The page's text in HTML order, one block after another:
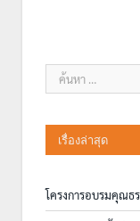
เรื่องล่าสุด
โครงการอบรมคุณธ